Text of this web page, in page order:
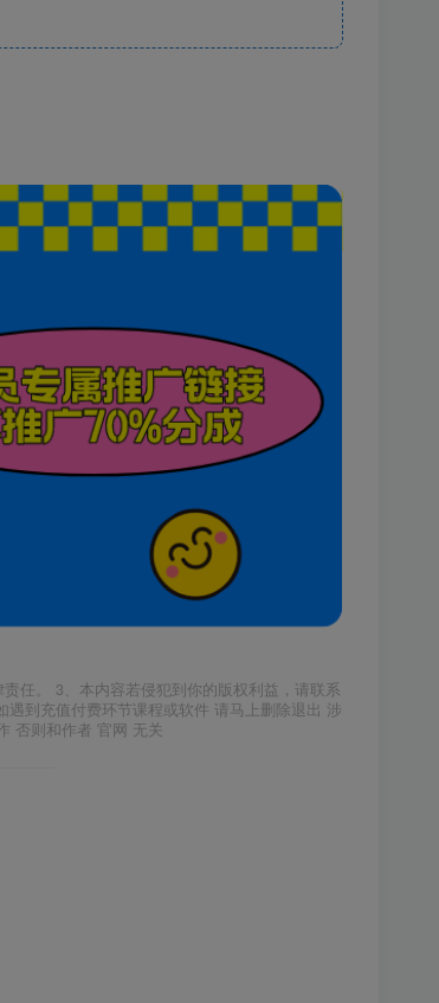
任。 3、本内容若侵犯到你的版权利益，请联系
到充值付费环节课程或软件 请马上删除退出 涉
否则和作者 官网 无关